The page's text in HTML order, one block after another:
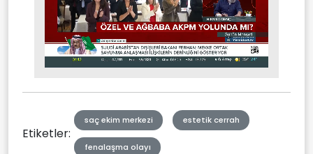
Mute Stream
Etiketler:
saç ekim merkezi estetik cerrah
fenalaşma olayı